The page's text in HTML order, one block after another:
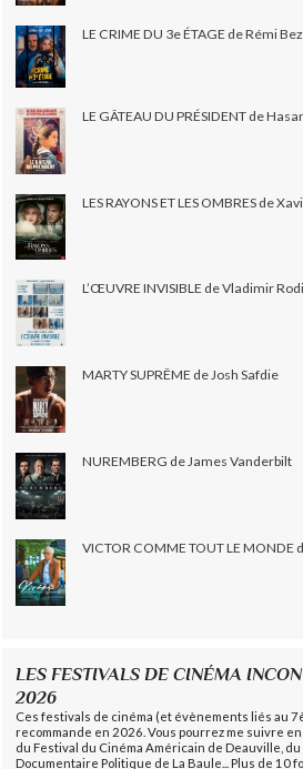
LE CRIME DU 3e ÉTAGE de Rémi
LE GÂTEAU DU PRÉSIDENT de
LES RAYONS ET LES OMBRES de
L’ŒUVRE INVISIBLE de Vladimir
MARTY SUPRÊME de Josh Safdie
NUREMBERG de James Vanderbilt
VICTOR COMME TOUT LE MONDE
LES FESTIVALS DE CINÉMA
2026
Ces festivals de cinéma (et évènements liés au
recommande en 2026. Vous pourrez me suivre
du Festival du Cinéma Américain de Deauville,
Documentaire Politique de La Baule... Plus de 10